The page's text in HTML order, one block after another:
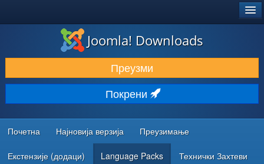
ПРЕУЗИМАЊЕ И ПРОШИРЕЊА (ЕКСТЕНЗИЈЕ)
ОТКРИЈТЕ И НАУЧИТЕ
ЗАЈЕДНИЦА И ПОДРШКА
РЕСУРСИ ЗА РАЗВОЈ
Joomla! Downloads
Преузми
Покрени
Почетна Најновија верзија Преузимање
Екстензије (додаци) Language Packs Технички Захтеви